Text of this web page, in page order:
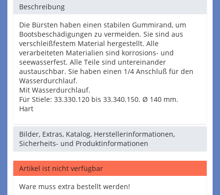
Beschreibung
Die Bürsten haben einen stabilen Gummirand, um
Bootsbeschädigungen zu vermeiden. Sie sind aus
verschleißfestem Material hergestellt. Alle
verarbeiteten Materialien sind korrosions- und
seewasserfest. Alle Teile sind untereinander
austauschbar. Sie haben einen 1/4 Anschluß für den
Wasserdurchlauf.
Mit Wasserdurchlauf.
Für Stiele: 33.330.120 bis 33.340.150. Ø 140 mm.
Hart
Bilder, Extras, Katalog, Herstellerinformationen,
Sicherheits- und Produktinformationen
Artikel ist nicht verfügbar
Ware muss extra bestellt werden!